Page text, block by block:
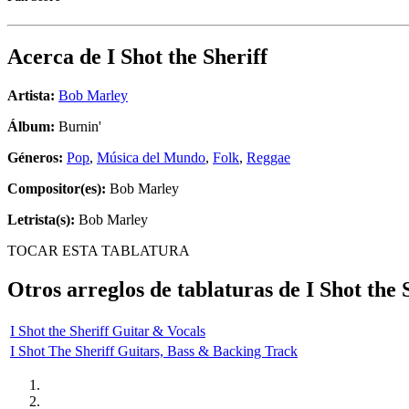
Acerca de I Shot the Sheriff
Artista: Bob Marley
Álbum: Burnin'
Géneros: Pop, Música del Mundo, Folk, Reggae
Compositor(es): Bob Marley
Letrista(s): Bob Marley
TOCAR ESTA TABLATURA
Otros arreglos de tablaturas de I Shot the
I Shot the Sheriff Guitar & Vocals
I Shot The Sheriff Guitars, Bass & Backing Track